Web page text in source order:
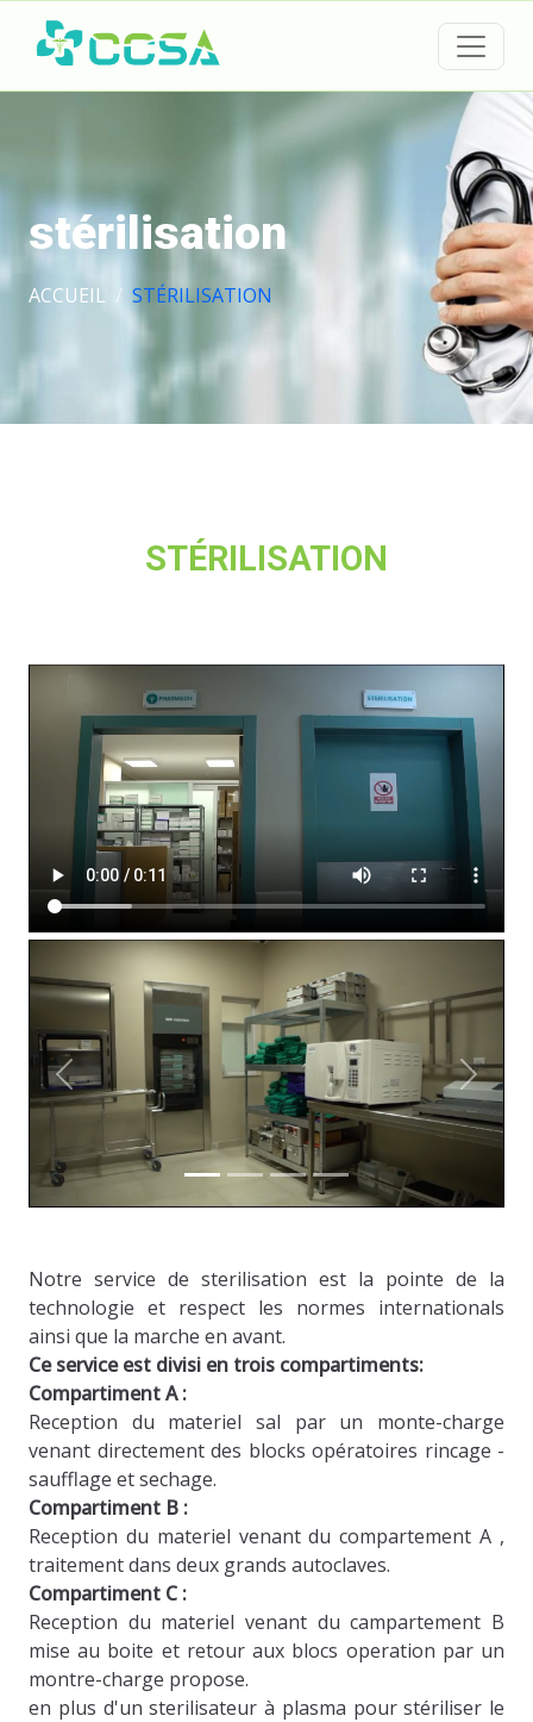
stérilisation
ACCUEIL STÉRILISATION
STÉRILISATION
Notre service de sterilisation est la pointe de la
technologie et respect les normes internationals
ainsi que la marche en avant.
Ce service est divisi en trois compartiments:
Compartiment A :
Reception du materiel sal par un monte-charge
venant directement des blocks opératoires rincage -
saufflage et sechage.
Compartiment B :
Reception du materiel venant du compartement A ,
traitement dans deux grands autoclaves.
Compartiment C :
Reception du materiel venant du campartement B
mise au boite et retour aux blocs operation par un
montre-charge propose.
en plus d'un sterilisateur à plasma pour stériliser le